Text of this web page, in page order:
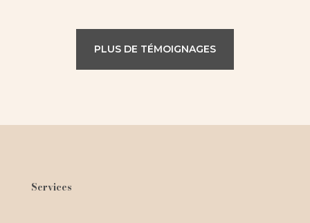
PLUS DE TÉMOIGNAGES
Services